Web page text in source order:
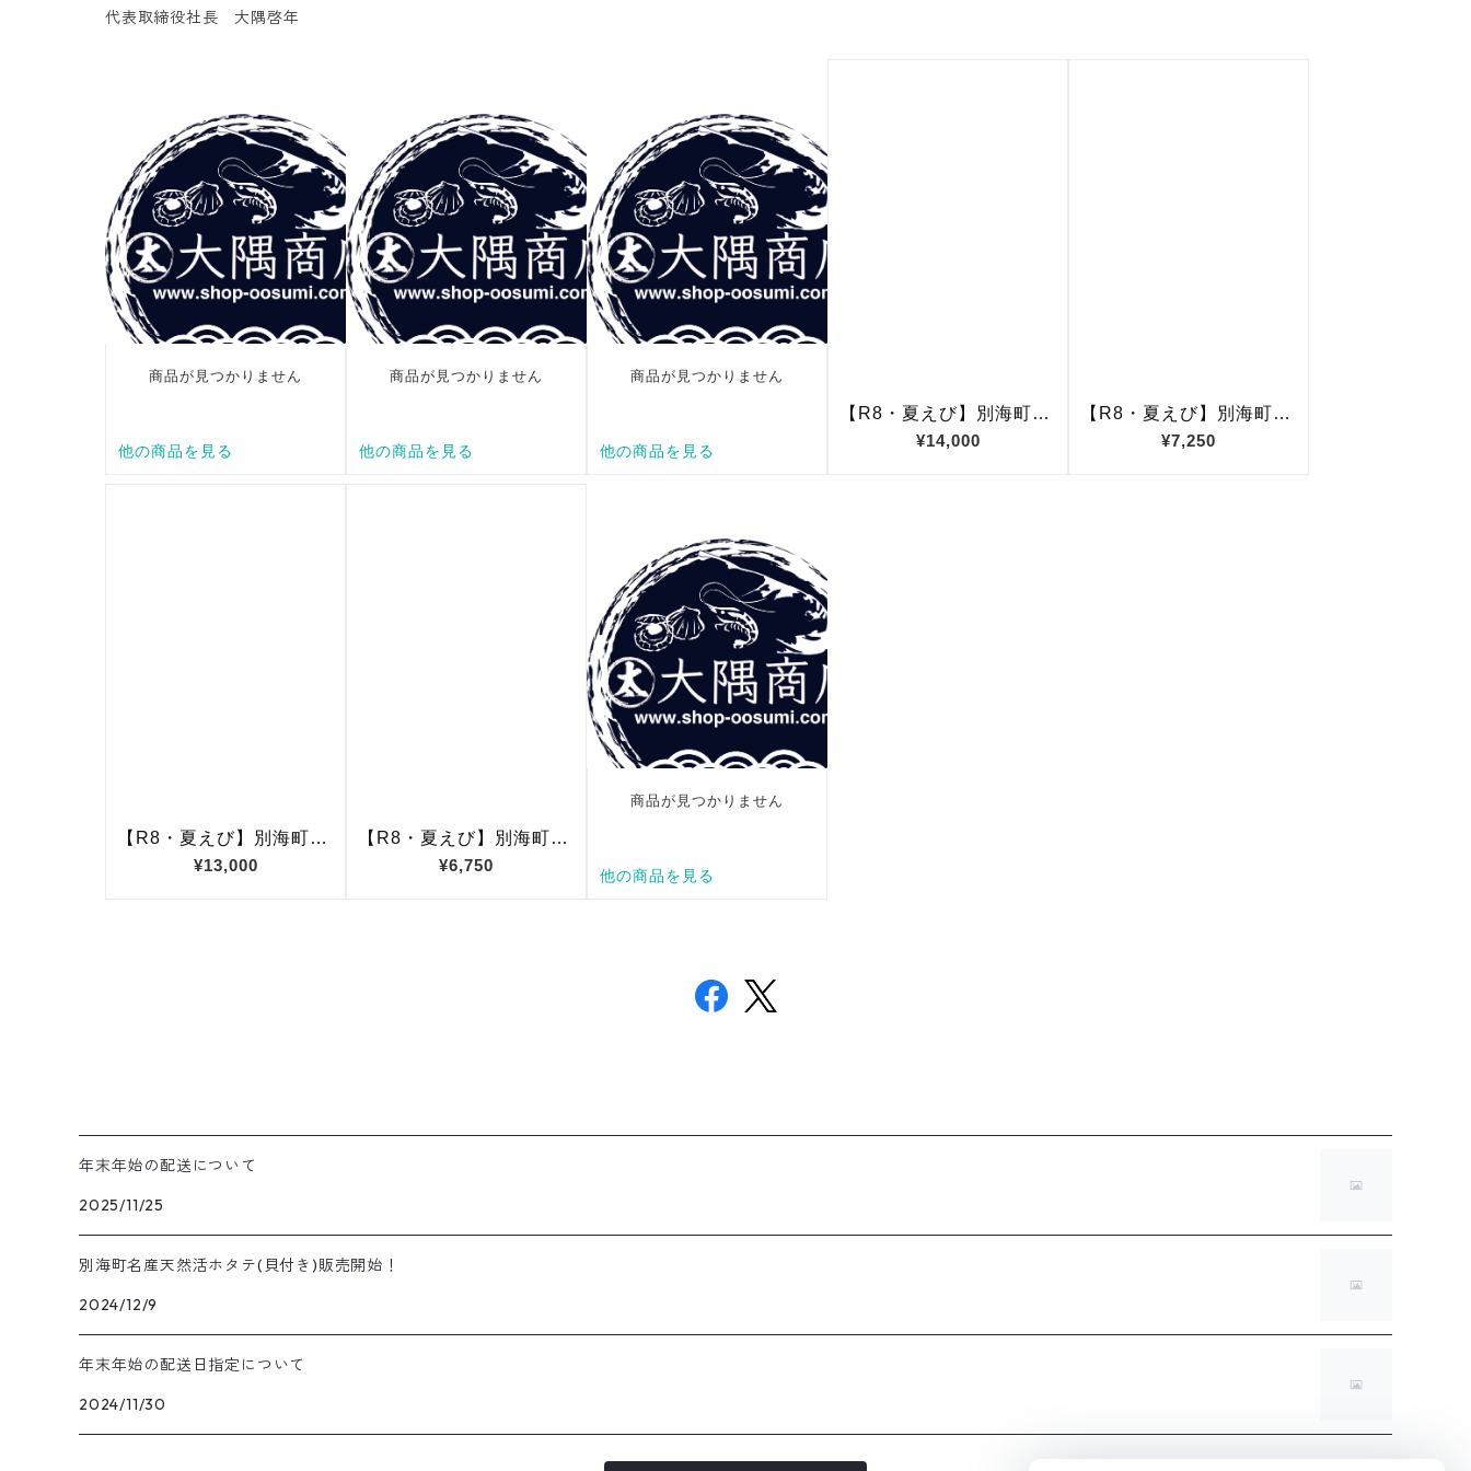
代表取締役社長 大隅啓年
年末年始の配送について
2025/11/25
別海町名産天然活ホタテ(貝付き)販売開始！
2024/12/9
年末年始の配送日指定について
2024/11/30